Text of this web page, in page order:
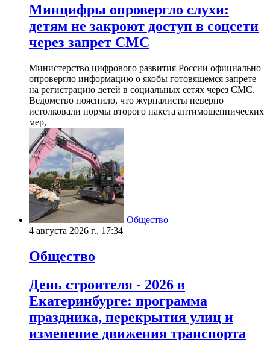
Минцифры опровергло слухи:
детям не закроют доступ в соцсети
через запрет СМС
Министерство цифрового развития России официально
опровергло информацию о якобы готовящемся запрете
на регистрацию детей в социальных сетях через СМС.
Ведомство пояснило, что журналисты неверно
истолковали нормы второго пакета антимошеннических
мер,
Общество
4 августа 2026 г., 17:34
Общество
День строителя - 2026 в
Екатеринбурге: программа
праздника, перекрытия улиц и
изменение движения транспорта